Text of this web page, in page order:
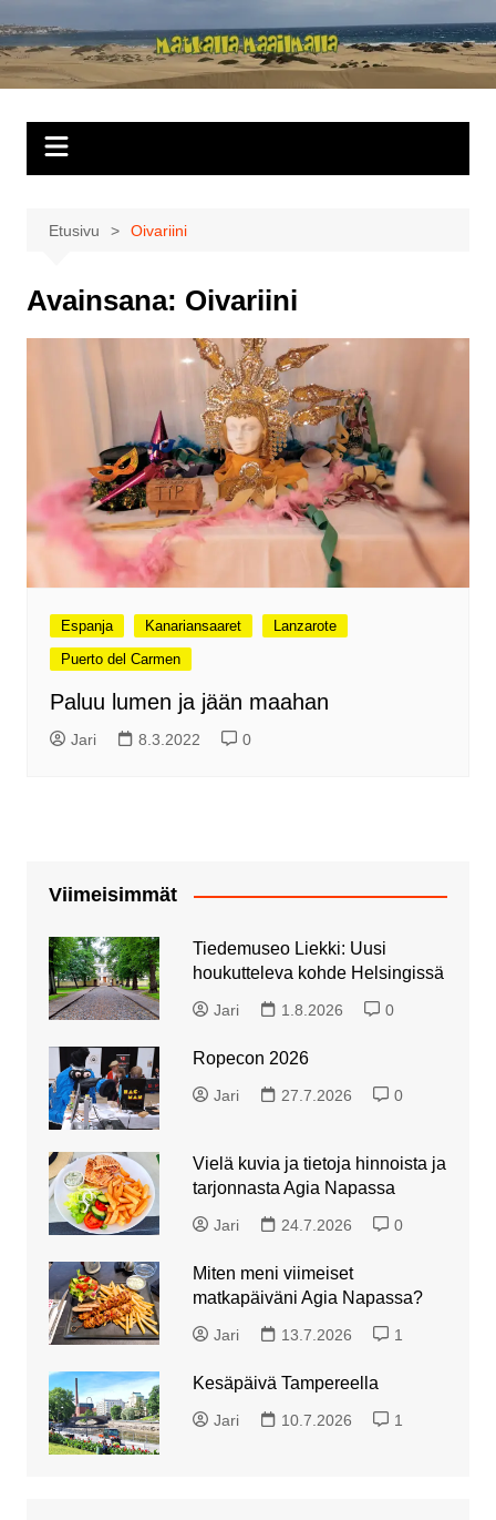
sisältöön
Matkalla
maailmalla
Etusivu Oivariini
Avainsana: Oivariini
Espanja Kanariansaaret
Lanzarote
Puerto del Carmen
Paluu lumen ja jään maahan
Jari 8.3.2022 0
Viimeisimmät
Tiedemuseo Liekki: Uusi
houkutteleva kohde Helsingissä
Jari 1.8.2026 0
Ropecon 2026
Jari 27.7.2026 0
Vielä kuvia ja tietoja hinnoista ja
tarjonnasta Agia Napassa
Jari 24.7.2026 0
Miten meni viimeiset
matkapäiväni Agia Napassa?
Jari 13.7.2026 1
Kesäpäivä Tampereella
Jari 10.7.2026 1